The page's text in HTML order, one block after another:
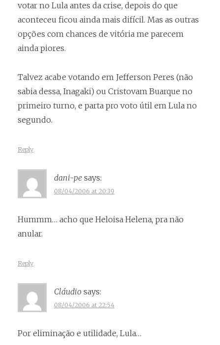
votar no Lula antes da crise, depois do que
aconteceu ficou ainda mais difícil. Mas as outras
opções com chances de vitória me parecem
ainda piores.
Talvez acabe votando em Jefferson Peres (não
sabia dessa, Inagaki) ou Cristovam Buarque no
primeiro turno, e parta pro voto útil em Lula no
segundo.
Reply
dani-pe says:
08/04/2006 at 20:39
Hummm… acho que Heloisa Helena, pra não
anular.
Reply
Cláudio says:
08/04/2006 at 22:54
Por eliminação e utilidade, Lula…